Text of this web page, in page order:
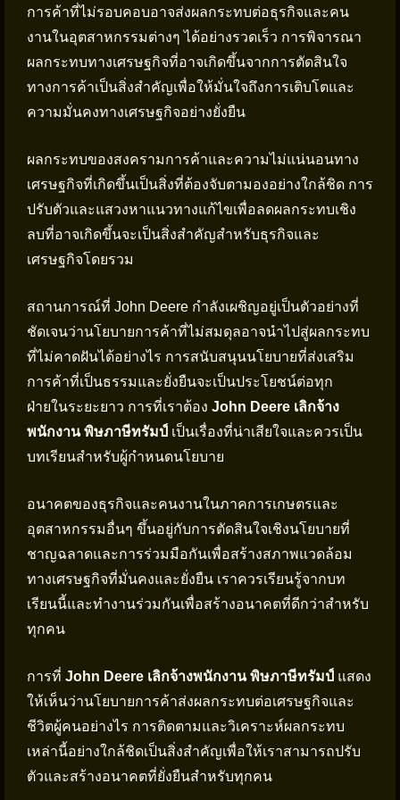
การค้าที่ไม่รอบคอบอาจส่งผลกระทบต่อธุรกิจและคน
งานในอุตสาหกรรมต่างๆ ได้อย่างรวดเร็ว การพิจารณา
ผลกระทบทางเศรษฐกิจที่อาจเกิดขึ้นจากการตัดสินใจ
ทางการค้าเป็นสิ่งสำคัญเพื่อให้มั่นใจถึงการเติบโตและ
ความมั่นคงทางเศรษฐกิจอย่างยั่งยืน
ผลกระทบของสงครามการค้าและความไม่แน่นอนทาง
เศรษฐกิจที่เกิดขึ้นเป็นสิ่งที่ต้องจับตามองอย่างใกล้ชิด การ
ปรับตัวและแสวงหาแนวทางแก้ไขเพื่อลดผลกระทบเชิง
ลบที่อาจเกิดขึ้นจะเป็นสิ่งสำคัญสำหรับธุรกิจและ
เศรษฐกิจโดยรวม
สถานการณ์ที่ John Deere กำลังเผชิญอยู่เป็นตัวอย่างที่
ชัดเจนว่านโยบายการค้าที่ไม่สมดุลอาจนำไปสู่ผลกระทบ
ที่ไม่คาดฝันได้อย่างไร การสนับสนุนนโยบายที่ส่งเสริม
การค้าที่เป็นธรรมและยั่งยืนจะเป็นประโยชน์ต่อทุก
ฝ่ายในระยะยาว การที่เราต้อง John Deere เลิกจ้าง
พนักงาน พิษภาษีทรัมป์ เป็นเรื่องที่น่าเสียใจและควรเป็น
บทเรียนสำหรับผู้กำหนดนโยบาย
อนาคตของธุรกิจและคนงานในภาคการเกษตรและ
อุตสาหกรรมอื่นๆ ขึ้นอยู่กับการตัดสินใจเชิงนโยบายที่
ชาญฉลาดและการร่วมมือกันเพื่อสร้างสภาพแวดล้อม
ทางเศรษฐกิจที่มั่นคงและยั่งยืน เราควรเรียนรู้จากบท
เรียนนี้และทำงานร่วมกันเพื่อสร้างอนาคตที่ดีกว่าสำหรับ
ทุกคน
การที่ John Deere เลิกจ้างพนักงาน พิษภาษีทรัมป์ แสดง
ให้เห็นว่านโยบายการค้าส่งผลกระทบต่อเศรษฐกิจและ
ชีวิตผู้คนอย่างไร การติดตามและวิเคราะห์ผลกระทบ
เหล่านี้อย่างใกล้ชิดเป็นสิ่งสำคัญเพื่อให้เราสามารถปรับ
ตัวและสร้างอนาคตที่ยั่งยืนสำหรับทุกคน